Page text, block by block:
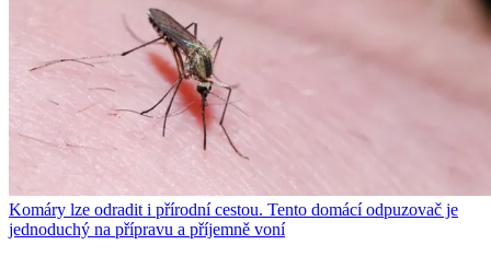
Komáry lze odradit i přírodní cestou. Tento domácí odpuzovač je
jednoduchý na přípravu a příjemně voní